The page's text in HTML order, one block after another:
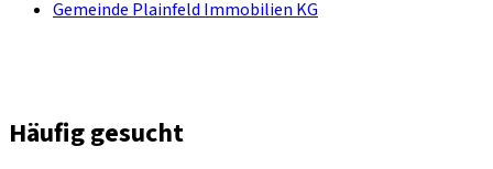
Gemeinde Plainfeld Immobilien KG
Häufig gesucht